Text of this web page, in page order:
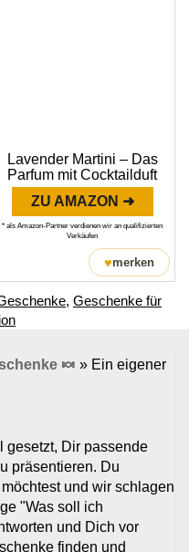
Lavender Martini – Das
Parfum mit Cocktailduft
ZU AMAZON ➜
* als Amazon-Partner verdienen wir an qualifizierten
Verkäufen
♥merken
, Geschenke für
🍬 » Ein eigener
gesetzt, Dir passende
präsentieren. Du
und wir schlagen
"Was soll ich
und Dich vor
finden und